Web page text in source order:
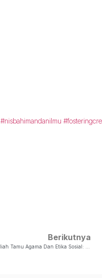
#nisbahimandanilmu
Berikutnya